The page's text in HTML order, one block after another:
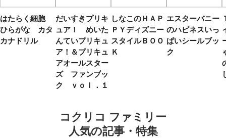
はたらく細胞
ひらがな カタ
カナドリル
だいすきプリキ
ュア！ めいた
んていプリキュ
ア！＆プリキュ
アオールスター
ズ ファンブッ
ク ｖｏｌ．１
しなこのＨＡＰ
ＰＹディズニー
スタイルＢＯＯ
Ｋ
エスターバニー
のハピネスいっ
ぱいシールブッ
ク
コクリコ ファミリー
人気の記事・特集